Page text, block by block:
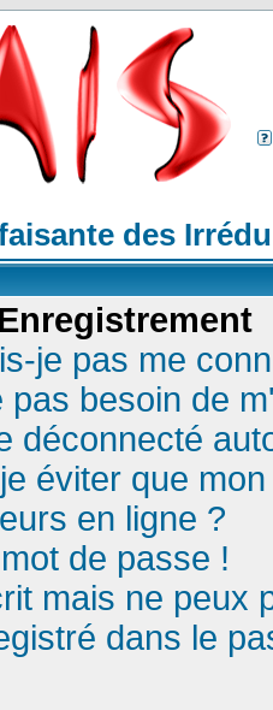
des
je pas me
pas besoin de
déconnecté
éviter que
en ligne ?
de passe !
mais ne peux
dans le